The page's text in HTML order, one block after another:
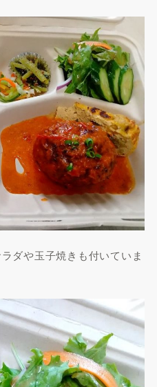
ダや玉子焼きも付いていま